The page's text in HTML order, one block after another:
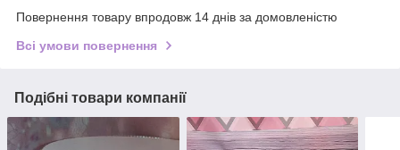
Повернення товару впродовж 14 днів за домовленістю
Всі умови повернення
Подібні товари компанії